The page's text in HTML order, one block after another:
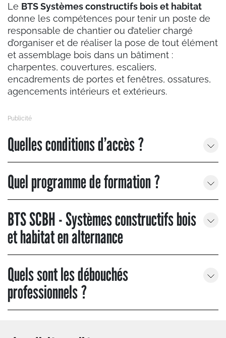
Le BTS Systèmes constructifs bois et habitat
donne les compétences pour tenir un poste de
responsable de chantier ou d’atelier chargé
d’organiser et de réaliser la pose de tout élément
et assemblage bois dans un bâtiment :
charpentes, couvertures, escaliers,
encadrements de portes et fenêtres, ossatures,
agencements intérieurs et extérieurs.
Quelles conditions d’accès ?
Quel programme de formation ?
BTS SCBH - Systèmes constructifs bois
et habitat en alternance
Quels sont les débouchés
professionnels ?